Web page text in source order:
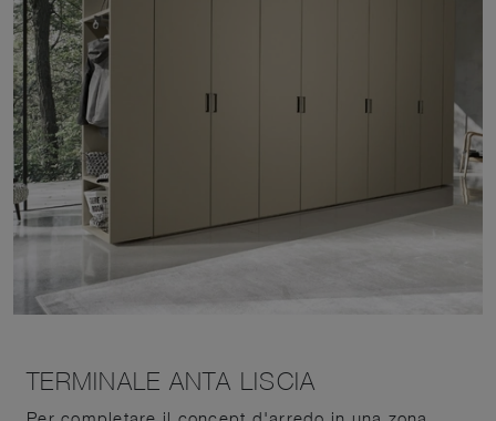
TERMINALE ANTA LISCIA